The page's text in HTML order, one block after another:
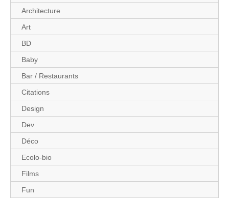
Architecture
Art
BD
Baby
Bar / Restaurants
Citations
Design
Dev
Déco
Ecolo-bio
Films
Fun